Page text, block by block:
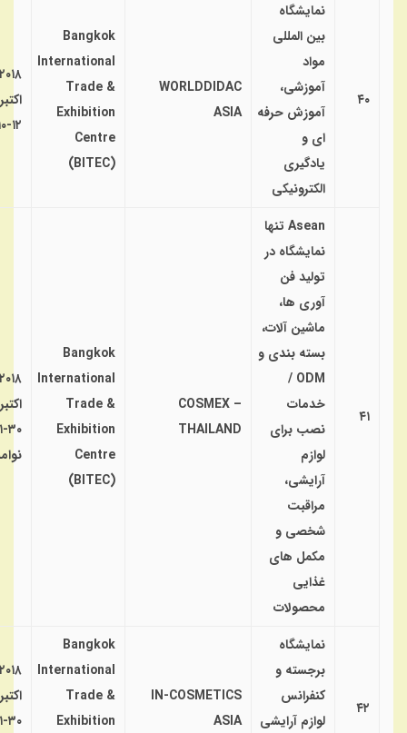
۴۰
نمایشگاه
بین المللی
مواد
آموزشی،
آموزش حرفه
ای و
یادگیری
الکترونیکی
WORLDDIDAC
ASIA
Bangkok
International
Trade &
Exhibition
Centre
(BITEC)
۲۰۱۸
اکتبر
۱۲-۱۰
۴۱
Asean تنها
نمایشگاه در
تولید فن
آوری ها،
ماشین آلات،
بسته بندی و
ODM /
خدمات
نصب برای
لوازم
آرایشی،
مراقبت
شخصی و
مکمل های
غذایی
محصولات
COSMEX –
THAILAND
Bangkok
International
Trade &
Exhibition
Centre
(BITEC)
۲۰۱۸
اکتبر
۳۰-۱
۴۲
نمایشگاه
برجسته و
کنفرانس
لوازم آرایشی
IN-COSMETICS
ASIA
Bangkok
International
Trade &
Exhibition
۲۰۱۸
اکتبر
۳۰-۱